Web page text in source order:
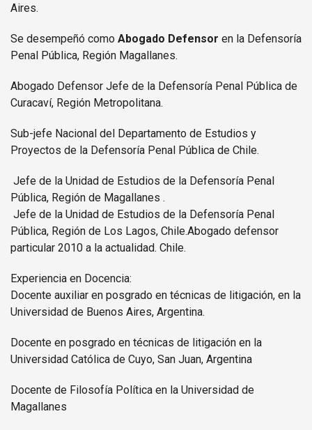
Aires.
Se desempeñó como Abogado Defensor en la Defensoría
Penal Pública, Región Magallanes.
Abogado Defensor Jefe de la Defensoría Penal Pública de
Curacaví, Región Metropolitana.
Sub-jefe Nacional del Departamento de Estudios y
Proyectos de la Defensoría Penal Pública de Chile.
Jefe de la Unidad de Estudios de la Defensoría Penal
Pública, Región de Magallanes .
Jefe de la Unidad de Estudios de la Defensoría Penal
Pública, Región de Los Lagos, Chile.Abogado defensor
particular 2010 a la actualidad. Chile.
Experiencia en Docencia:
Docente auxiliar en posgrado en técnicas de litigación, en la
Universidad de Buenos Aires, Argentina.
Docente en posgrado en técnicas de litigación en la
Universidad Católica de Cuyo, San Juan, Argentina
Docente de Filosofía Política en la Universidad de
Magallanes